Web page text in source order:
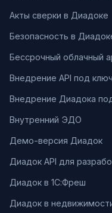
Акты сверки в Диадоке
Безопасность в
Бессрочный облачный
Внедрение API под ключ
Внедрение Диадока
Внутренний ЭДО
Демо-версия Диадок
Диадок API для
Диадок в 1С:Фреш
Диадок в